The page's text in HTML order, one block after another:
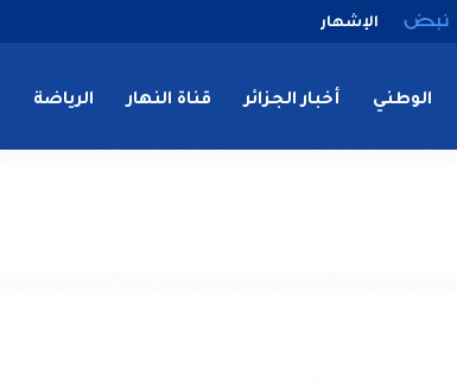
الإشهار
الوطني أخبار الجزائر قناة النهار الرياضة